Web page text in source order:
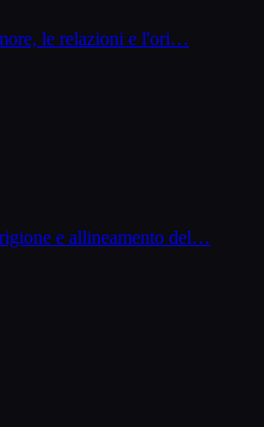
le relazioni e l'ori…
e allineamento del…